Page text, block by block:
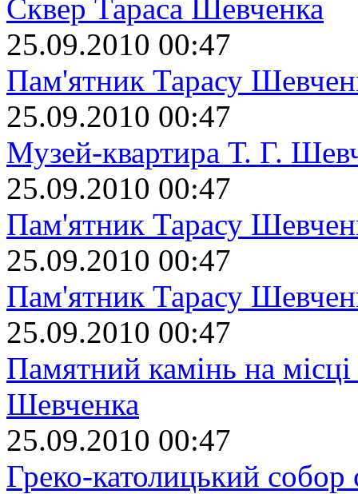
Сквер Тараса Шевченка
25.09.2010 00:47
Пам'ятник Тарасу
25.09.2010 00:47
Музей-квартира Т. Г.
25.09.2010 00:47
Пам'ятник Тарасу
25.09.2010 00:47
Пам'ятник Тарасу
25.09.2010 00:47
Памятний камінь на
Шевченка
25.09.2010 00:47
Греко-католицький собор